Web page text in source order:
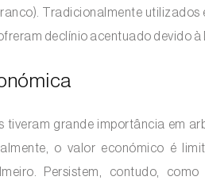
Tradicionalmente
declínio acentuado devido
tiveram grande importância em
o valor económico é
Persistem, contudo,